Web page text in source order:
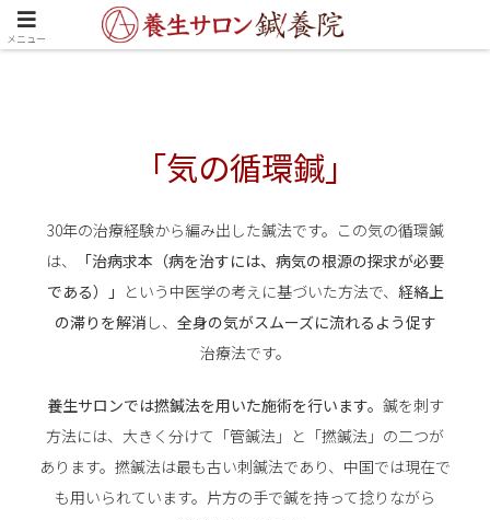
「気の循環鍼」
30年の治療経験から編み出した鍼法です。この気の循環鍼
は、
「治病求本（病を治すには、病気の根源の探求が必要
である）」 という中医学の考えに基づいた方法で、 経絡上
の滞りを解消 し、 全身の気がスムーズに流れるよう促す
治療法です。
養生サロンでは撚鍼法を用いた施術を行います。 鍼を刺す
方法には、大きく分けて「管鍼法」と「撚鍼法」の二つが
あります。 撚鍼法は最も古い刺鍼法であり、中国では現在で
も用いられています。 片方の手で鍼を持って捻りながら
メニュー